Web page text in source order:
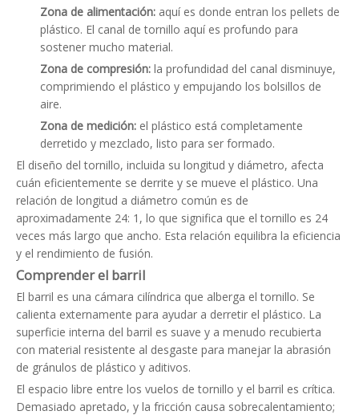
Zona de alimentación: aquí es donde entran los pellets de
plástico. El canal de tornillo aquí es profundo para
sostener mucho material.
Zona de compresión: la profundidad del canal disminuye,
comprimiendo el plástico y empujando los bolsillos de
aire.
Zona de medición: el plástico está completamente
derretido y mezclado, listo para ser formado.
El diseño del tornillo, incluida su longitud y diámetro, afecta
cuán eficientemente se derrite y se mueve el plástico. Una
relación de longitud a diámetro común es de
aproximadamente 24: 1, lo que significa que el tornillo es 24
veces más largo que ancho. Esta relación equilibra la eficiencia
y el rendimiento de fusión.
Comprender el barril
El barril es una cámara cilíndrica que alberga el tornillo. Se
calienta externamente para ayudar a derretir el plástico. La
superficie interna del barril es suave y a menudo recubierta
con material resistente al desgaste para manejar la abrasión
de gránulos de plástico y aditivos.
El espacio libre entre los vuelos de tornillo y el barril es crítica.
Demasiado apretado, y la fricción causa sobrecalentamiento;